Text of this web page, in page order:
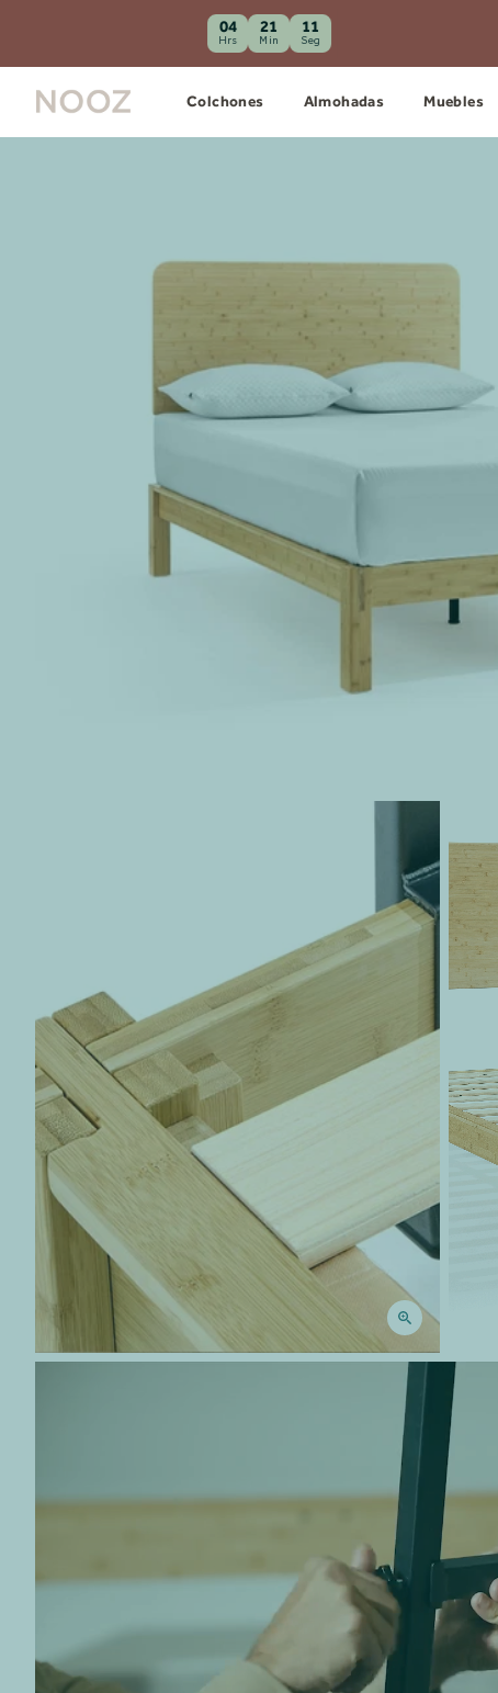
04
Hrs
21
Min
10
Seg
Colchones Almohadas Muebles